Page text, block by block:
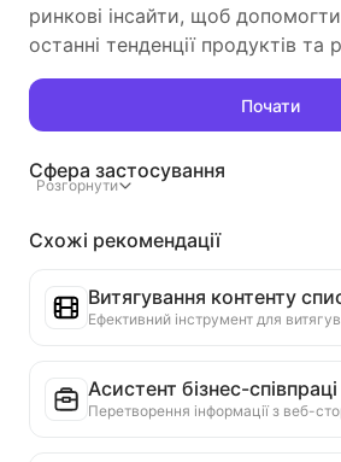
ринкові інсайти, щоб
останні тенденції продуктів та
Почати
Сфера застосування
Розгорнути
Схожі рекомендації
Витягування контенту
Асистент бізнес-співпраці